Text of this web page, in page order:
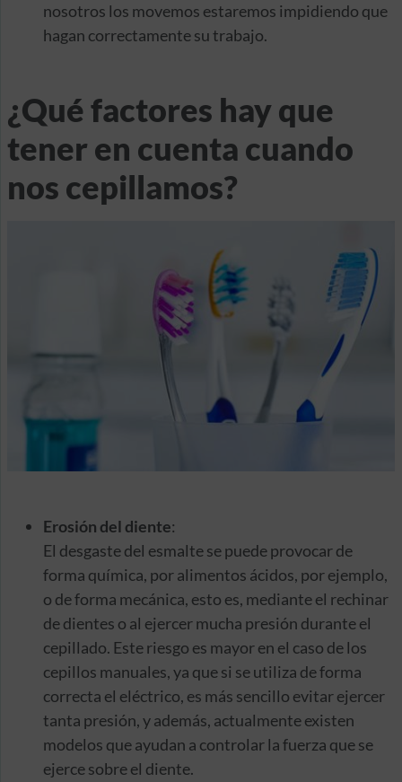
nosotros los movemos estaremos impidiendo que
hagan correctamente su trabajo.
¿Qué factores hay que
tener en cuenta cuando
nos cepillamos?
Erosión del diente:
El desgaste del esmalte se puede provocar de
forma química, por alimentos ácidos, por ejemplo,
o de forma mecánica, esto es, mediante el rechinar
de dientes o al ejercer mucha presión durante el
cepillado. Este riesgo es mayor en el caso de los
cepillos manuales, ya que si se utiliza de forma
correcta el eléctrico, es más sencillo evitar ejercer
tanta presión, y además, actualmente existen
modelos que ayudan a controlar la fuerza que se
ejerce sobre el diente.